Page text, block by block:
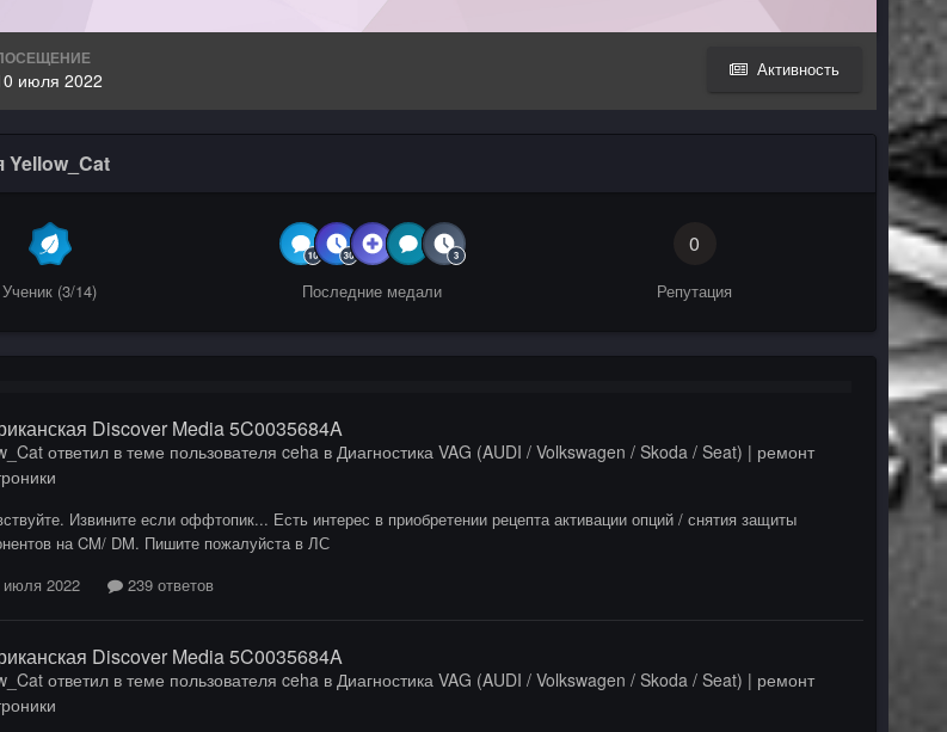
Активность
июля 2022
Yellow_Cat
Ученик (3/14) Последние медали
0
Репутация
Discover Media 5C0035684A
ответил в теме пользователя cehaв Диагностика VAG (AUDI / Volkswagen / Skoda / Seat) | ремонт
Извините если оффтопик... Есть интерес в приобретении рецепта активации опций / снятия защиты
на CM/ DM. Пишите пожалуйста в ЛС
июля 2022
239 ответов
Discover Media 5C0035684A
ответил в теме пользователя cehaв Диагностика VAG (AUDI / Volkswagen / Skoda / Seat) | ремонт